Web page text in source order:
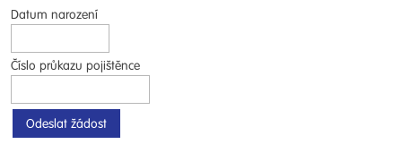
Datum narození
Číslo průkazu pojištěnce